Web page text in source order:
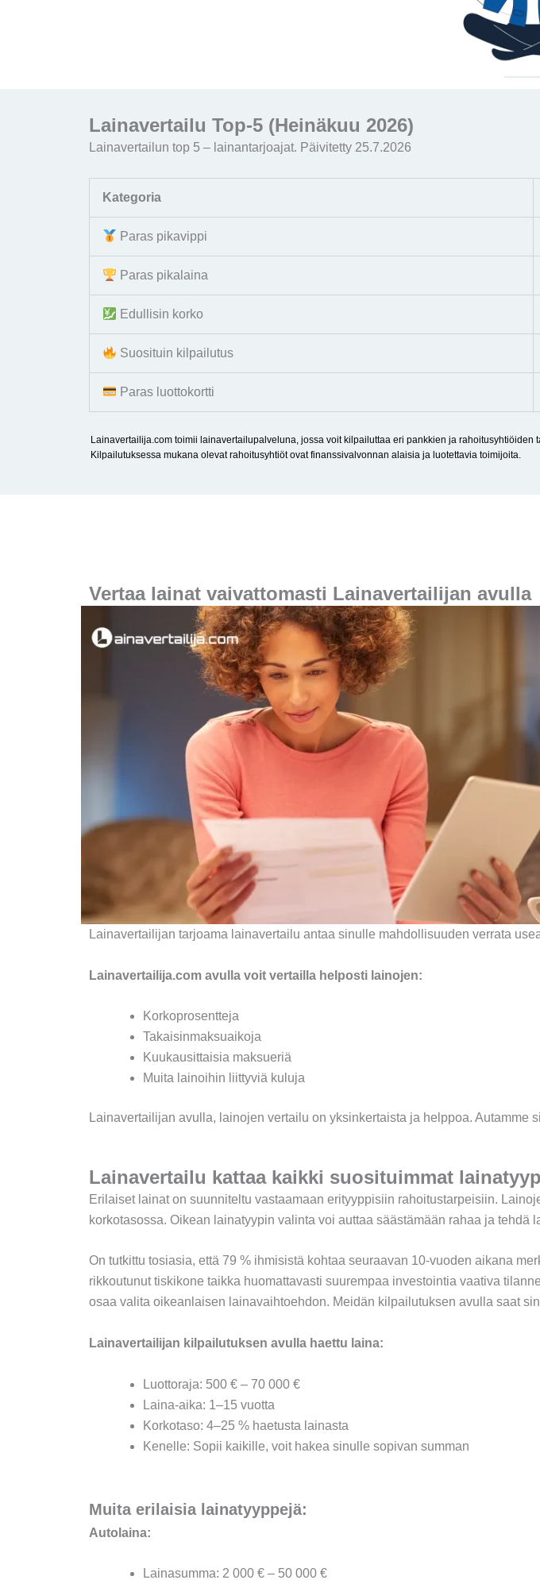
Lainavertailu Top-5 (Heinäkuu 2026)
Lainavertailun top 5 – lainantarjoajat. Päivitetty 25.7.2026
Kategoria
Paras pikavippi
Paras pikalaina
Edullisin korko
Suosituin kilpailutus
Paras luottokortti
Lainavertailija.com toimii lainavertailupalveluna, jossa voit kilpailuttaa eri pankkien ja
Kilpailutuksessa mukana olevat rahoitusyhtiöt ovat finanssivalvonnan alaisia ja luotettavia toimijoita.
Vertaa lainat vaivattomasti Lainavertailijan avulla
Lainavertailijan tarjoama lainavertailu antaa sinulle mahdollisuuden verrata
Lainavertailija.com avulla voit vertailla helposti lainojen:
Korkoprosentteja
Takaisinmaksuaikoja
Kuukausittaisia maksueriä
Muita lainoihin liittyviä kuluja
Lainavertailijan avulla, lainojen vertailu on yksinkertaista ja helppoa.
Lainavertailu kattaa kaikki suosituimmat
Erilaiset lainat on suunniteltu vastaamaan erityyppisiin rahoitustarpeisiin.
korkotasossa. Oikean lainatyypin valinta voi auttaa säästämään rahaa ja tehdä
On tutkittu tosiasia, että 79 % ihmisistä kohtaa seuraavan 10-vuoden aikana
rikkoutunut tiskikone taikka huomattavasti suurempaa investointia vaativa
osaa valita oikeanlaisen lainavaihtoehdon. Meidän kilpailutuksen avulla saat
Lainavertailijan kilpailutuksen avulla haettu laina:
Luottoraja: 500 € – 70 000 €
Laina-aika: 1–15 vuotta
Korkotaso: 4–25 % haetusta lainasta
Kenelle: Sopii kaikille, voit hakea sinulle sopivan summan
Muita erilaisia lainatyyppejä:
Autolaina:
Lainasumma: 2 000 € – 50 000 €